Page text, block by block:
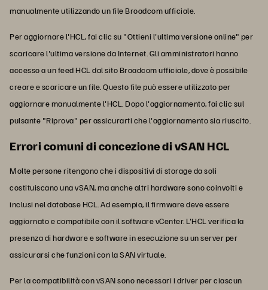
manualmente utilizzando un file Broadcom ufficiale.
Per aggiornare l'HCL, fai clic su "Ottieni l'ultima versione online" per
scaricare l'ultima versione da Internet. Gli amministratori hanno
accesso a un feed HCL dal sito Broadcom ufficiale, dove è possibile
creare e scaricare un file. Questo file può essere utilizzato per
aggiornare manualmente l'HCL. Dopo l'aggiornamento, fai clic sul
pulsante "Riprova" per assicurarti che l'aggiornamento sia riuscito.
Errori comuni di concezione di vSAN HCL
Molte persone ritengono che i dispositivi di storage da soli
costituiscano una vSAN, ma anche altri hardware sono coinvolti e
inclusi nel database HCL. Ad esempio, il firmware deve essere
aggiornato e compatibile con il software vCenter. L'HCL verifica la
presenza di hardware e software in esecuzione su un server per
assicurarsi che funzioni con la SAN virtuale.
Per la compatibilità con vSAN sono necessari i driver per ciascun